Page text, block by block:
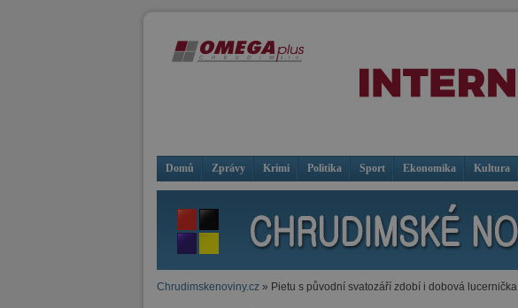
Domů Zprávy Krimi Politika Sport Ekonomika Kultura
Chrudimskenoviny.cz » Pietu s původní svatozáří zdobí i dobová lucernička